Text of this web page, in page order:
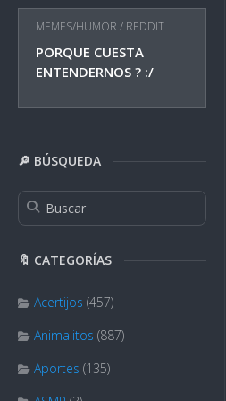
MEMES/HUMOR / REDDIT
PORQUE CUESTA
ENTENDERNOS ? :/
🔎 BÚSQUEDA
🔖 CATEGORÍAS
Acertijos (457)
Animalitos (887)
Aportes (135)